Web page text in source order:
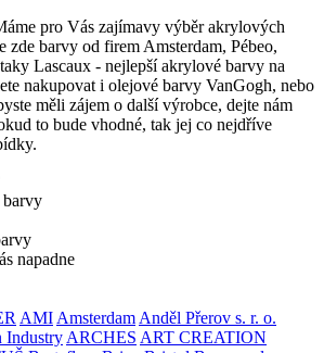
pro Vás zajímavy výběr akrylových
zde barvy od firem Amsterdam, Pébeo,
Lascaux - nejlepší akrylové barvy na
nakupovat i olejové barvy VanGogh, nebo
měli zájem o další výrobce, dejte nám
to bude vhodné, tak jej co nejdříve
napadne
AMI Amsterdam Anděl Přerov s. r. o.
Industry ARCHES ART CREATION